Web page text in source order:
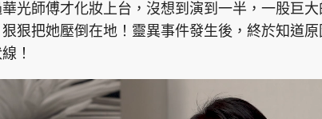
旗下品牌
光師傅才化妝上台，沒想到演到一半，一股巨
狠狠把她壓倒在地！靈異事件發生後，終於知道
！